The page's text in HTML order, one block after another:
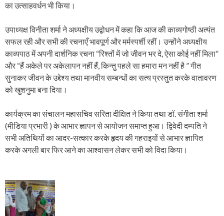
का उत्साहवर्धन भी किया।
उपाध्यक्ष विनीता शर्मा ने अध्यक्षीय उद्बोधन में कहा कि आज की काव्यगोष्ठी अत्यंत
सफल रही और सभी की रचनाएँ भावपूर्ण और मर्मस्पर्शी रहीं। उन्होंने अध्यक्षीय
काव्यपाठ में अपनी दार्शनिक रचना “रिश्तों में जो जीवन भर दे, ऐसा कोई नहीं मिला”
और “हैं अकेले पर अकेलापन नहीं हैं, किन्तु पहले सा हमारा मन नहीं है ” गीत
सुनाकर जीवन के उद्देश्य तथा मानवीय सम्बन्धों का सत्य प्रस्तुत करके वातावरण
को खुशनुमा बना दिया।
कार्यक्रम का संचालन महासचिव सरिता दीक्षित ने किया तथा डॉ. संगीता शर्मा
(मीडिया प्रभारी ) के आभार ज्ञापन से आयोजन समाप्त हुआ। द्विवेदी दम्पति ने
सभी अतिथियों का आदर-सत्कार करके हृदय की गहराइयों से आभार ज्ञापित
करके अगली बार फिर आने का आश्वासन लेकर सभी को विदा किया।
P
o